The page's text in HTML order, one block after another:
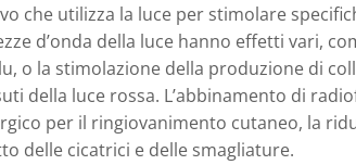
che utilizza la luce per stimolare
d’onda della luce hanno effetti vari,
o la stimolazione della produzione di
della luce rossa. L’abbinamento di
per il ringiovanimento cutaneo, la
delle cicatrici e delle smagliature.